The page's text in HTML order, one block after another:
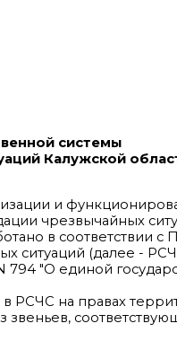
системы
Калужской
и
чрезвычайных
в соответствии
ситуаций (далее -
794 "О единой
РСЧС на правах
звеньев,